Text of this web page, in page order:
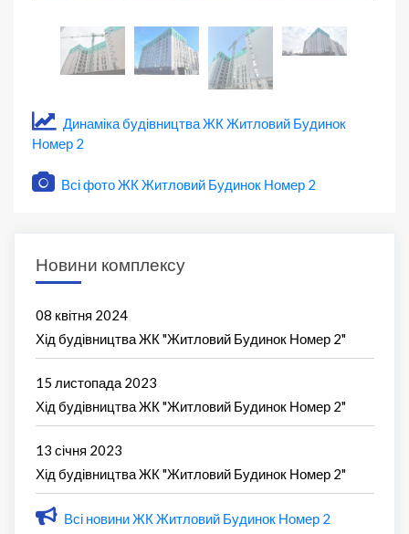
Динаміка будівництва ЖК Житловий Будинок
Номер 2
Всі фото ЖК Житловий Будинок Номер 2
Новини комплексу
08 квітня 2024
Хід будівництва ЖК "Житловий Будинок Номер 2"
15 листопада 2023
Хід будівництва ЖК "Житловий Будинок Номер 2"
13 січня 2023
Хід будівництва ЖК "Житловий Будинок Номер 2"
Всі новини ЖК Житловий Будинок Номер 2